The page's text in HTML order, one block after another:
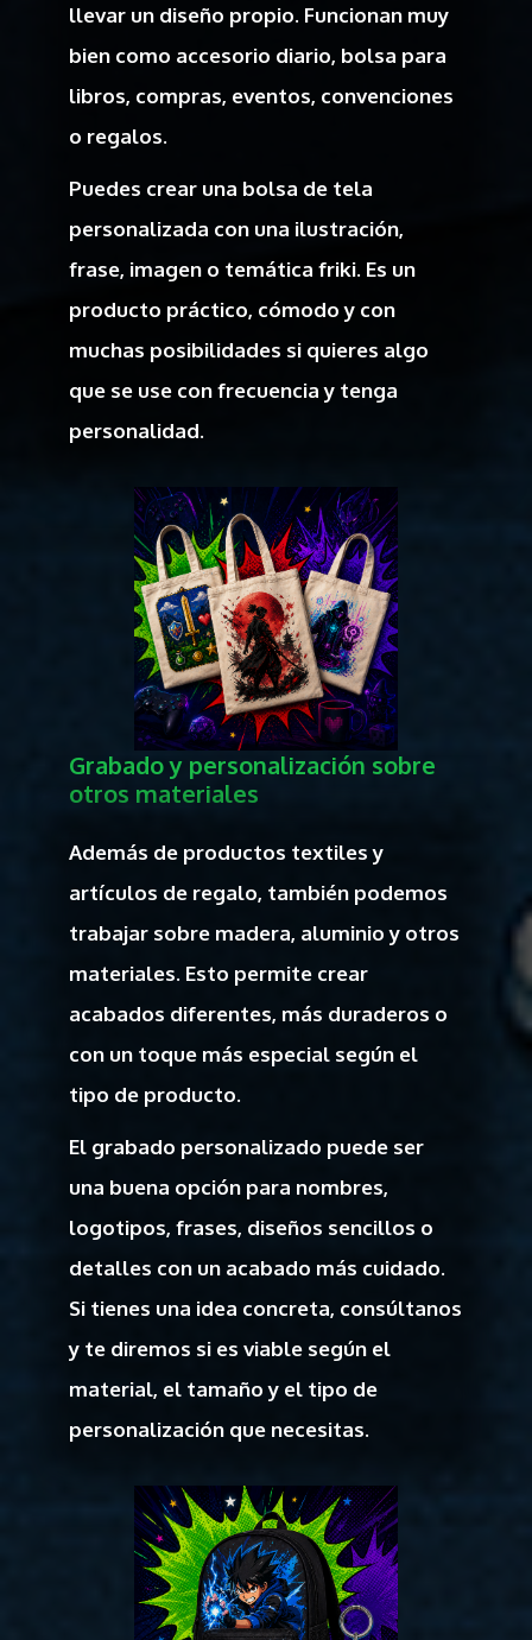
llevar un diseño propio. Funcionan muy
bien como accesorio diario, bolsa para
libros, compras, eventos, convenciones
o regalos.
Puedes crear una bolsa de tela
personalizada con una ilustración,
frase, imagen o temática friki. Es un
producto práctico, cómodo y con
muchas posibilidades si quieres algo
que se use con frecuencia y tenga
personalidad.
Grabado y personalización sobre
otros materiales
Además de productos textiles y
artículos de regalo, también podemos
trabajar sobre madera, aluminio y otros
materiales. Esto permite crear
acabados diferentes, más duraderos o
con un toque más especial según el
tipo de producto.
El grabado personalizado puede ser
una buena opción para nombres,
logotipos, frases, diseños sencillos o
detalles con un acabado más cuidado.
Si tienes una idea concreta, consúltanos
y te diremos si es viable según el
material, el tamaño y el tipo de
personalización que necesitas.